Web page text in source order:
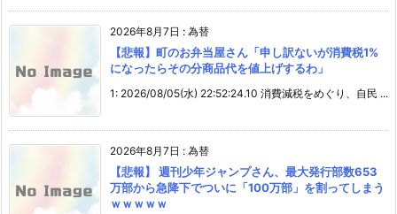
2026年8月7日 : 為替
【悲報】町のお弁当屋さん「申し訳ないが消費税1%
になったらその分商品代を値上げするわ」
1: 2026/08/05(水) 22:52:24.10 消費減税をめぐり、自民 ...
2026年8月7日 : 為替
【悲報】 週刊少年ジャンプさん、最大発行部数653
万部から急降下でついに「100万部」を割ってしまう
ｗｗｗｗｗ